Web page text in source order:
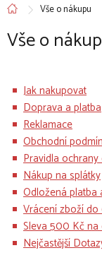
Vše o nákupu
Vše o
Jak nakupovat
Doprava a platba
Reklamace
Obchodní
Pravidla
Nákup na splátky
Odložená platba
Vrácení zboží
Sleva 500 Kč na
Nejčastější